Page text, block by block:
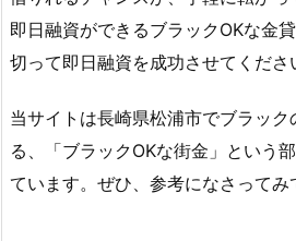
即日融資ができるブラックOKな金
切って即日融資を成功させてくださ
当サイトは長崎県松浦市でブラッ
る、「ブラックOKな街金」という
ています。ぜひ、参考になさってみ